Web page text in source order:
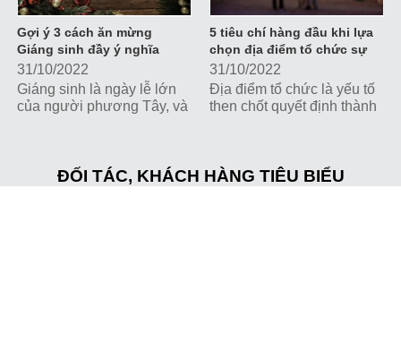
Gợi ý 3 cách ăn mừng
Giáng sinh đầy ý nghĩa
31/10/2022
Giáng sinh là ngày lễ lớn
của người phương Tây, và
Cùng Wonder Media khám
phá những ý tưởng ăn
5 tiêu chí hàng đầu khi lựa
chọn địa điểm tổ chức sự
kiện
31/10/2022
Địa điểm tổ chức là yếu tố
then chốt quyết định thành
đầu khi lựa chọn địa điểm
tổ chức sự kiện nhé!
ĐỐI TÁC, KHÁCH HÀNG TIÊU BIỂU